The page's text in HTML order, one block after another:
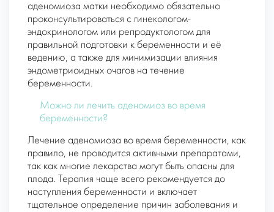
аденомиоза матки необходимо обязательно
проконсультироваться с гинекологом-
эндокринологом или репродуктологом для
правильной подготовки к беременности и её
ведению, а также для минимизации влияния
эндометриоидных очагов на течение
беременности.
Можно ли лечить аденомиоз во время
беременности?
Лечение аденомиоза во время беременности, как
правило, не проводится активными препаратами,
так как многие лекарства могут быть опасны для
плода. Терапия чаще всего рекомендуется до
наступления беременности и включает
тщательное определение причин заболевания и